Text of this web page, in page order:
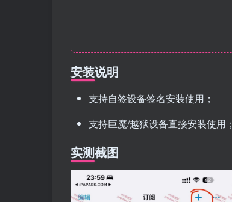
安装说明
支持自签设备签名安装使用；
支持巨魔/越狱设备直接安装使用；
实测截图